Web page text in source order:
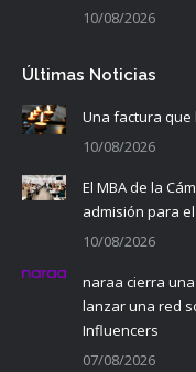
10/08/2026
Últimas Noticias
Una factura que
10/08/2026
El MBA de la
admisión para
10/08/2026
naraa cierra
lanzar una red
Influencers
07/08/2026